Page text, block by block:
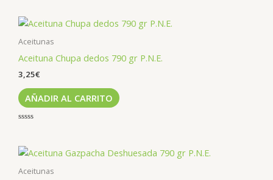
de
5
Aceitunas
Aceituna Chupa dedos 790 gr P.N.E.
3,25€
AÑADIR AL CARRITO
de
5
Aceitunas